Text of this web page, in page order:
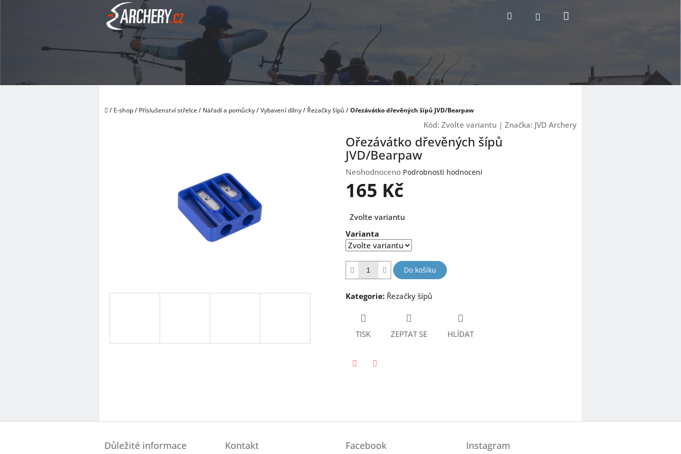
Hledat Přihlášení
Domů
/ E-shop/ Příslušenství střelce/ Nářadí a pomůcky/Vybavení dílny/ Řezačky šípů /Ořezávátko dřevěných šípů JVD/Bearpaw
Kód: Zvolte variantu | Značka: JVD Archery
Ořezávátko dřevěných šípů
JVD/Bearpaw
Průměrné
hodnocení
produktu
0,0
5
hvězdiček.
Neohodnoceno Podrobnosti hodnocení
165 Kč
cena:
Zvolte variantu
Varianta
Do košíku
Kategorie: Řezačky šípů
TISK ZEPTAT SE HLÍDAT
Důležité informace Kontakt Facebook Instagram